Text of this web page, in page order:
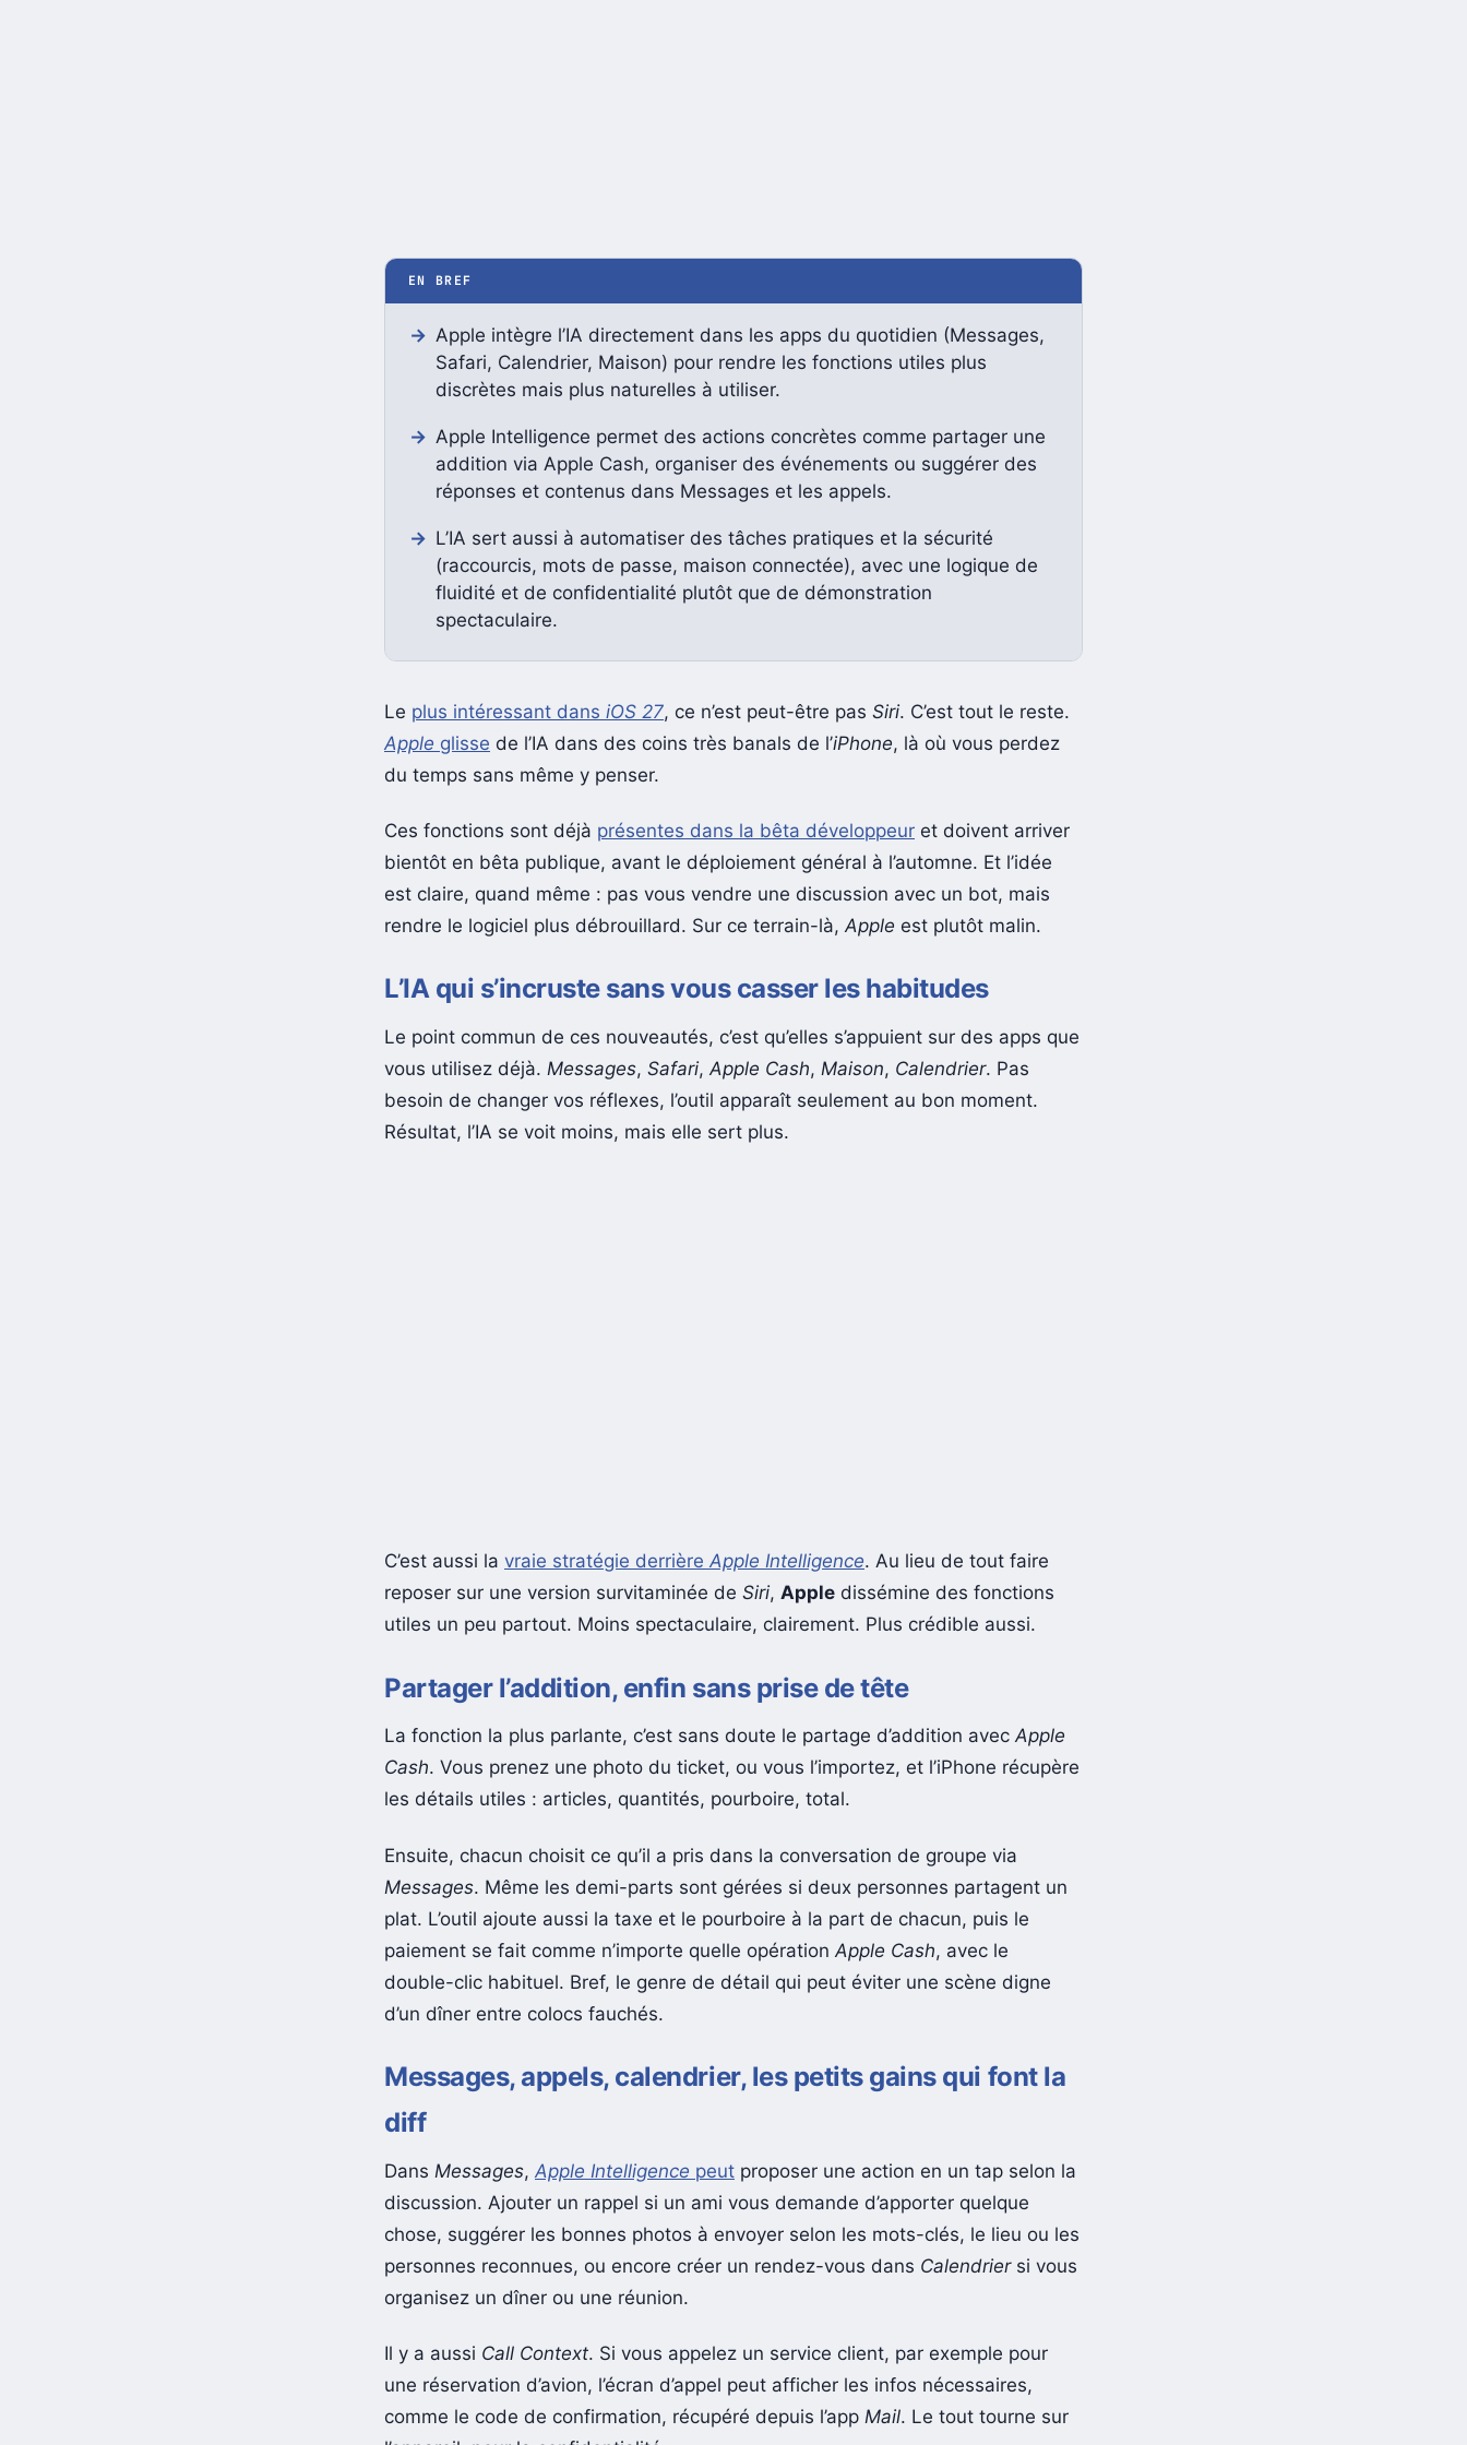
EN BREF
Apple intègre l’IA directement dans les apps du quotidien (Messages,
Safari, Calendrier, Maison) pour rendre les fonctions utiles plus
discrètes mais plus naturelles à utiliser.
Apple Intelligence permet des actions concrètes comme partager une
addition via Apple Cash, organiser des événements ou suggérer des
réponses et contenus dans Messages et les appels.
L’IA sert aussi à automatiser des tâches pratiques et la sécurité
(raccourcis, mots de passe, maison connectée), avec une logique de
fluidité et de confidentialité plutôt que de démonstration
spectaculaire.
Le plus intéressant dans iOS 27, ce n’est peut-être pas Siri. C’est tout le reste.
Apple glisse de l’IA dans des coins très banals de l’iPhone, là où vous perdez
du temps sans même y penser.
Ces fonctions sont déjà présentes dans la bêta développeur et doivent arriver
bientôt en bêta publique, avant le déploiement général à l’automne. Et l’idée
est claire, quand même : pas vous vendre une discussion avec un bot, mais
rendre le logiciel plus débrouillard. Sur ce terrain-là, Apple est plutôt malin.
L’IA qui s’incruste sans vous casser les habitudes
Le point commun de ces nouveautés, c’est qu’elles s’appuient sur des apps que
vous utilisez déjà. Messages, Safari,Apple Cash, Maison, Calendrier. Pas
besoin de changer vos réflexes, l’outil apparaît seulement au bon moment.
Résultat, l’IA se voit moins, mais elle sert plus.
C’est aussi la vraie stratégie derrière Apple Intelligence. Au lieu de tout faire
reposer sur une version survitaminée de Siri, Apple dissémine des fonctions
utiles un peu partout. Moins spectaculaire, clairement. Plus crédible aussi.
Partager l’addition, enfin sans prise de tête
La fonction la plus parlante, c’est sans doute le partage d’addition avecApple
Cash. Vous prenez une photo du ticket, ou vous l’importez, et l’iPhone récupère
les détails utiles : articles, quantités, pourboire, total.
Ensuite, chacun choisit ce qu’il a pris dans la conversation de groupe via
Messages. Même les demi-parts sont gérées si deux personnes partagent un
plat. L’outil ajoute aussi la taxe et le pourboire à la part de chacun, puis le
paiement se fait comme n’importe quelle opération Apple Cash, avec le
double-clic habituel. Bref, le genre de détail qui peut éviter une scène digne
d’un dîner entre colocs fauchés.
Messages, appels, calendrier, les petits gains qui font la
diff
Dans Messages, Apple Intelligence peut proposer une action en un tap selon la
discussion. Ajouter un rappel si un ami vous demande d’apporter quelque
chose, suggérer les bonnes photos à envoyer selon les mots-clés, le lieu ou les
personnes reconnues, ou encore créer un rendez-vous dans Calendriersi vous
organisez un dîner ou une réunion.
Il y a aussi Call Context. Si vous appelez un service client, par exemple pour
une réservation d’avion, l’écran d’appel peut afficher les infos nécessaires,
comme le code de confirmation, récupéré depuis l’app Mail. Le tout tourne sur